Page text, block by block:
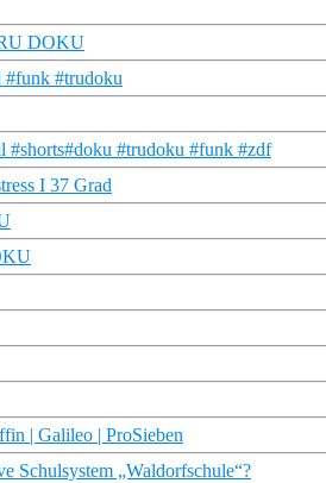
DOKU
#trudoku
#trudoku #funk #zdf
I 37 Grad
| Galileo | ProSieben
Schulsystem „Waldorfschule“?